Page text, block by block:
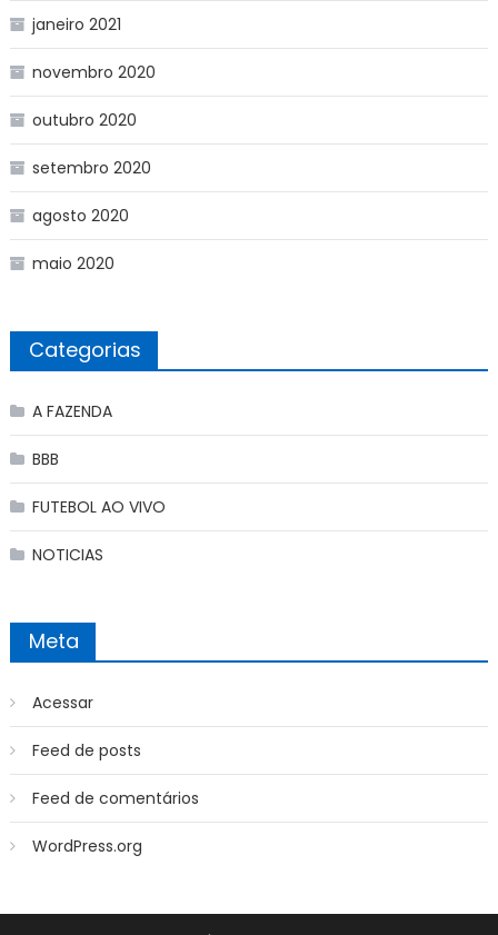
janeiro 2021
novembro 2020
outubro 2020
setembro 2020
agosto 2020
maio 2020
Categorias
A FAZENDA
BBB
FUTEBOL AO VIVO
NOTICIAS
Meta
Acessar
Feed de posts
Feed de comentários
WordPress.org